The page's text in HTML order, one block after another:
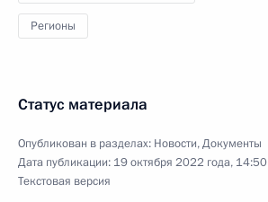
Регионы
Статус материала
Опубликован в разделах: Новости,Документы
Дата публикации: 19 октября 2022 года, 14:50
Текстовая версия